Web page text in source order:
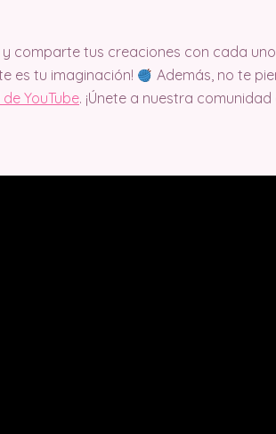
y comparte tus creaciones con cada
es tu imaginación!
Además, no te
YouTube. ¡Únete a nuestra